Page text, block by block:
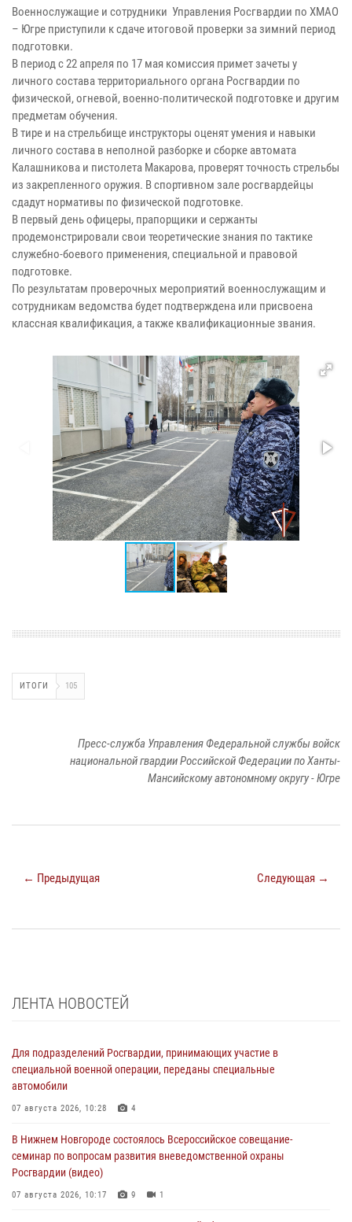
Военнослужащие и сотрудники Управления Росгвардии по ХМАО
– Югре приступили к сдаче итоговой проверки за зимний период
подготовки.
В период с 22 апреля по 17 мая комиссия примет зачеты у
личного состава территориального органа Росгвардии по
физической, огневой, военно-политической подготовке и другим
предметам обучения.
В тире и на стрельбище инструкторы оценят умения и навыки
личного состава в неполной разборке и сборке автомата
Калашникова и пистолета Макарова, проверят точность стрельбы
из закрепленного оружия. В спортивном зале росгвардейцы
сдадут нормативы по физической подготовке.
В первый день офицеры, прапорщики и сержанты
продемонстрировали свои теоретические знания по тактике
служебно-боевого применения, специальной и правовой
подготовке.
По результатам проверочных мероприятий военнослужащим и
сотрудникам ведомства будет подтверждена или присвоена
классная квалификация, а также квалификационные звания.
ИТОГИ 105
Пресс-служба Управления Федеральной службы войск
национальной гвардии Российской Федерации по Ханты-
Мансийскому автономному округу - Югре
← Предыдущая Следующая →
ЛЕНТА НОВОСТЕЙ
Для подразделений Росгвардии, принимающих участие в
специальной военной операции, переданы специальные
автомобили
07 августа 2026, 10:28 4
В Нижнем Новгороде состоялось Всероссийское совещание-
семинар по вопросам развития вневедомственной охраны
Росгвардии (видео)
07 августа 2026, 10:17 9 1